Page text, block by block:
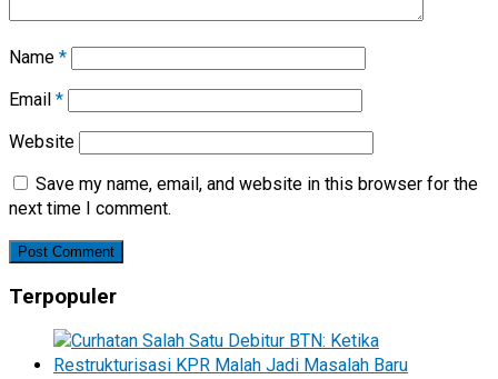
Name *
Email *
Website
Save my name, email, and website in this browser for the
next time I comment.
Terpopuler